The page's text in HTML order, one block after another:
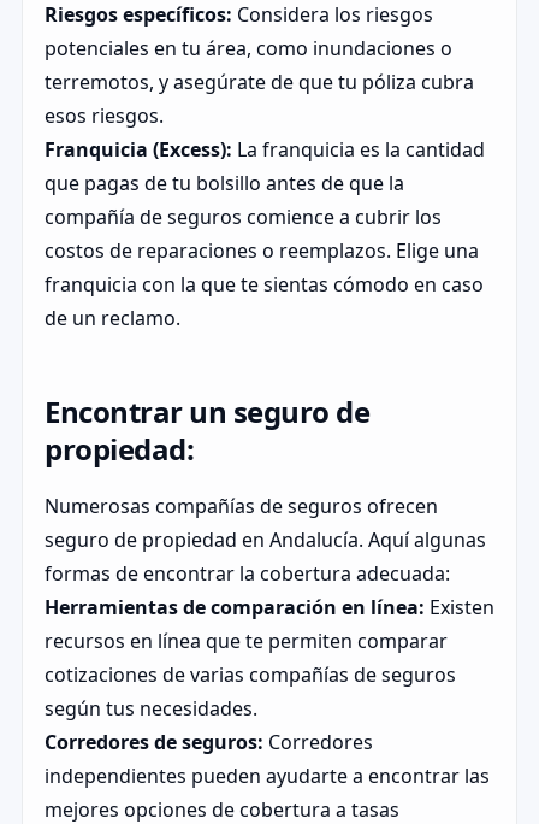
Riesgos específicos: Considera los riesgos
potenciales en tu área, como inundaciones o
terremotos, y asegúrate de que tu póliza cubra
esos riesgos.
Franquicia (Excess): La franquicia es la cantidad
que pagas de tu bolsillo antes de que la
compañía de seguros comience a cubrir los
costos de reparaciones o reemplazos. Elige una
franquicia con la que te sientas cómodo en caso
de un reclamo.
Encontrar un seguro de
propiedad:
Numerosas compañías de seguros ofrecen
seguro de propiedad en Andalucía. Aquí algunas
formas de encontrar la cobertura adecuada:
Herramientas de comparación en línea: Existen
recursos en línea que te permiten comparar
cotizaciones de varias compañías de seguros
según tus necesidades.
Corredores de seguros: Corredores
independientes pueden ayudarte a encontrar las
mejores opciones de cobertura a tasas